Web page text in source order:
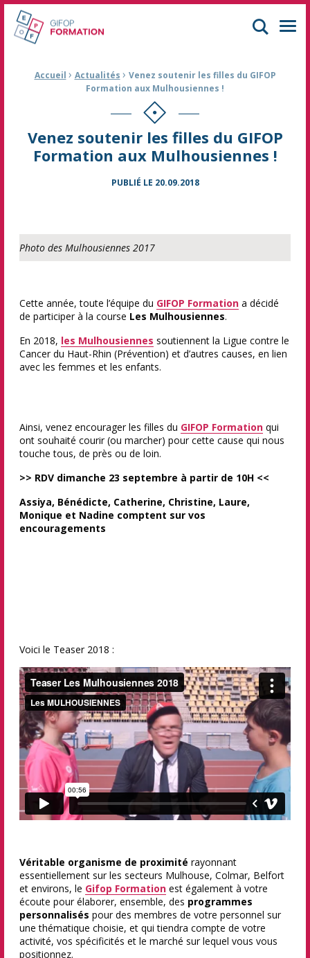
GIFOP Formation Centre de formation continue à Mulhouse
Fil d'Ariane :
Accueil › Actualités › Venez soutenir les filles du GIFOP
Formation aux Mulhousiennes !
Venez soutenir les filles du GIFOP
Formation aux Mulhousiennes !
PUBLIÉ LE 20.09.2018
Photo des Mulhousiennes 2017
Cette année, toute l’équipe du GIFOP Formation a décidé
de participer à la course Les Mulhousiennes.
En 2018, les Mulhousiennes soutiennent la Ligue contre le
Cancer du Haut-Rhin (Prévention) et d’autres causes, en lien
avec les femmes et les enfants.
Ainsi, venez encourager les filles du GIFOP Formation qui
ont souhaité courir (ou marcher) pour cette cause qui nous
touche tous, de près ou de loin.
>> RDV dimanche 23 septembre à partir de 10H <<
Assiya, Bénédicte, Catherine, Christine, Laure,
Monique et Nadine comptent sur vos
encouragements
Voici le Teaser 2018 :
Véritable organisme de proximité rayonnant
essentiellement sur les secteurs Mulhouse, Colmar, Belfort
et environs, le Gifop Formation est également à votre
écoute pour élaborer, ensemble, des programmes
personnalisés pour des membres de votre personnel sur
une thématique choisie, et qui tiendra compte de votre
activité, vos spécificités et le marché sur lequel vous vous
positionnez.